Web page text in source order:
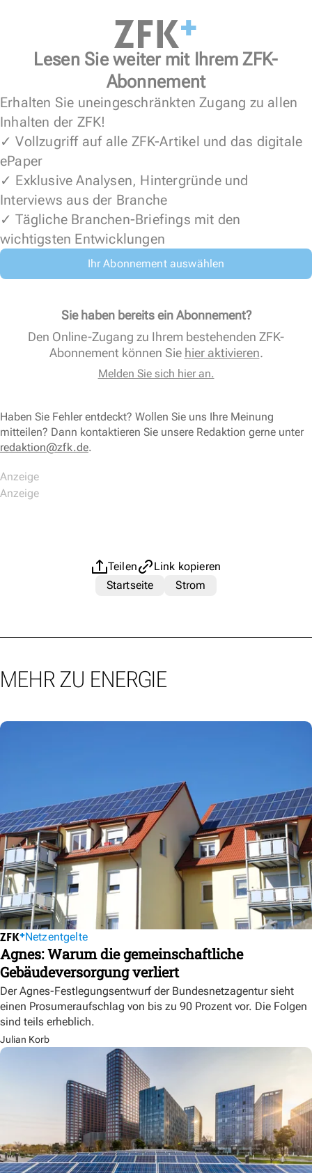
Lesen Sie weiter mit Ihrem ZFK-
Abonnement
Erhalten Sie uneingeschränkten Zugang zu allen
Inhalten der ZFK!
✓ Vollzugriff auf alle ZFK-Artikel und das digitale
ePaper
✓ Exklusive Analysen, Hintergründe und
Interviews aus der Branche
✓ Tägliche Branchen-Briefings mit den
wichtigsten Entwicklungen
Ihr Abonnement auswählen
Sie haben bereits ein Abonnement?
Den Online-Zugang zu Ihrem bestehenden ZFK-
Abonnement können Sie hier aktivieren.
Melden Sie sich hier an.
Haben Sie Fehler entdeckt? Wollen Sie uns Ihre Meinung
mitteilen? Dann kontaktieren Sie unsere Redaktion gerne unter
redaktion@zfk.de.
Teilen
Link kopieren
Startseite
Strom
MEHR ZU ENERGIE
Netzentgelte
Agnes: Warum die gemeinschaftliche
Gebäudeversorgung verliert
Der Agnes-Festlegungsentwurf der Bundesnetzagentur sieht
einen Prosumeraufschlag von bis zu 90 Prozent vor. Die Folgen
sind teils erheblich.
Julian Korb